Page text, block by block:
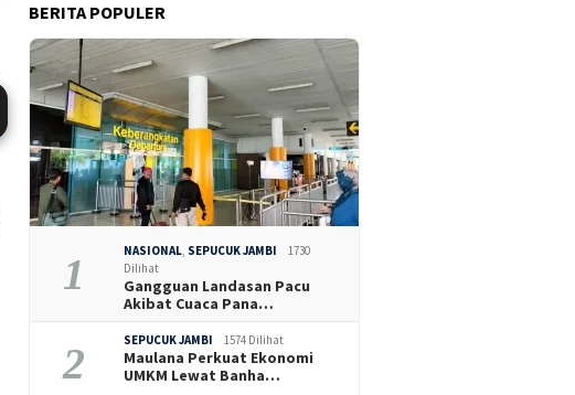
BERITA POPULER
1 NASIONAL SEPUCUK JAMBI
1730
Dilihat
Gangguan Landasan Pacu
Akibat Cuaca Pana…
2 SEPUCUK JAMBI 1574 Dilihat
Maulana Perkuat Ekonomi
UMKM Lewat Banha…